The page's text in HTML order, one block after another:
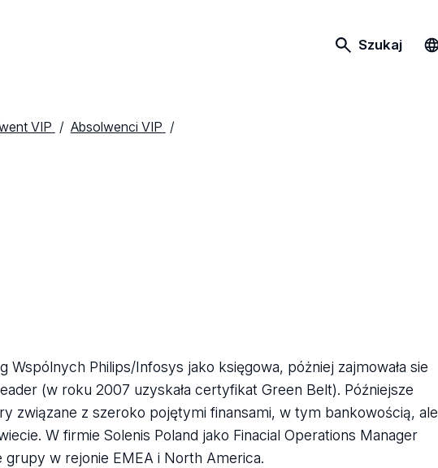
Szukaj
VIP Absolwenci VIP
Philips/Infosys jako księgowa, póżniej zajmowała sie
(w roku 2007 uzyskała certyfikat Green Belt). Późniejsze
związane z szeroko pojętymi finansami, w tym bankowością, ale
W firmie Solenis Poland jako Finacial Operations Manager
grupy w rejonie EMEA i North America.